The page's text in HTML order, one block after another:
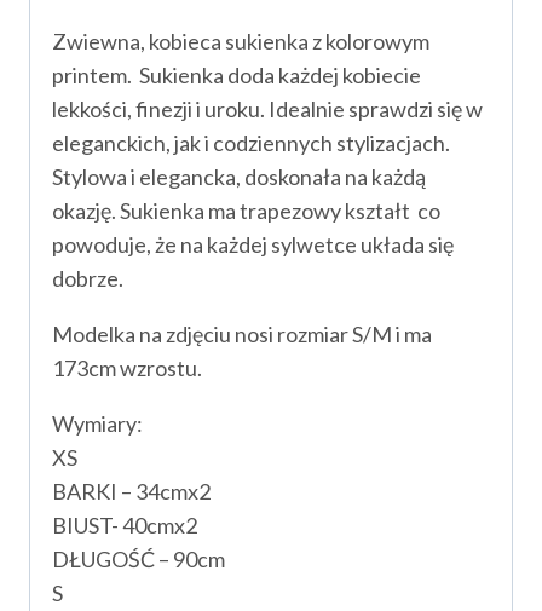
Zwiewna, kobieca sukienka z kolorowym
printem. Sukienka doda każdej kobiecie
lekkości, finezji i uroku. Idealnie sprawdzi się w
eleganckich, jak i codziennych stylizacjach.
Stylowa i elegancka, doskonała na każdą
okazję. Sukienka ma trapezowy kształt co
powoduje, że na każdej sylwetce układa się
dobrze.
Modelka na zdjęciu nosi rozmiar S/M i ma
173cm wzrostu.
Wymiary:
XS
BARKI – 34cmx2
BIUST- 40cmx2
DŁUGOŚĆ – 90cm
S